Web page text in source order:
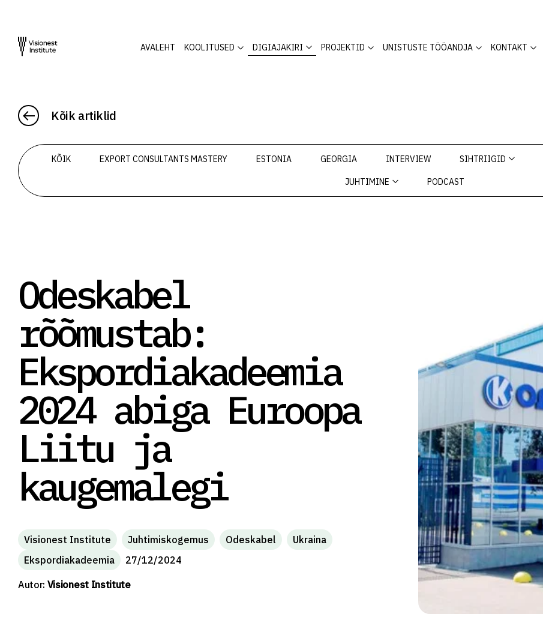
AVALEHT KOOLITUSED DIGIAJAKIRI PROJEKTID UNISTUSTE TÖÖANDJA KONTAKT
Kõik artiklid
KÕIK EXPORT CONSULTANTS MASTERY ESTONIA GEORGIA INTERVIEW SIHTRIIGID
JUHTIMINE PODCAST
Odeskabel
rõõmustab:
Ekspordiakadeemia
2024 abiga Euroopa
Liitu ja
kaugemalegi
Visionest Institute Juhtimiskogemus Odeskabel
Ukraina
Ekspordiakadeemia
27/12/2024
Autor: Visionest Institute